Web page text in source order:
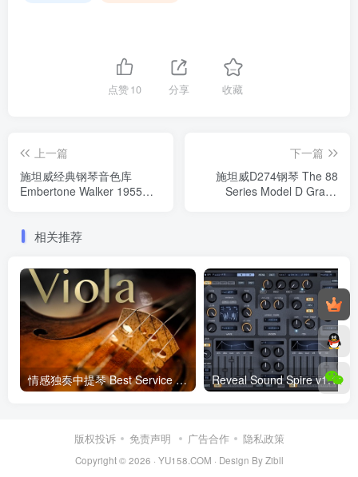
点赞10 分享 收藏
上一篇
施坦威经典钢琴音色库
Embertone Walker 1955
下一篇
施坦威D274钢琴 The 88
Series Model D Grand
相关推荐
情感独奏中提琴 Best Service – Emotional Viola KONTAKT
版权投诉 免责声明 广告合作 隐私政策
Copyright © 2026 · YU158.COM · Design By Zibll